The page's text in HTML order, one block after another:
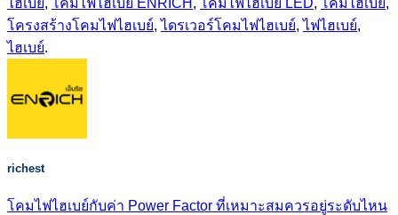
ไฮเบย์, โคมไฟไฮเบย์ ENRICH , โคมไฟไฮเบย์ LED, โคมไฮเบย์,
โครงสร้างโคมไฟไฮเบย์,ไดรเวอร์โคมไฟไฮเบย์,ไฟไฮเบย์,
ไฮเบย์.
richest
โคมไฟไฮเบย์กับค่า Power Factor ที่เหมาะสมควรอยู่ระดับไหน